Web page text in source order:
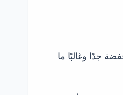
جدًا وغالبًا ما